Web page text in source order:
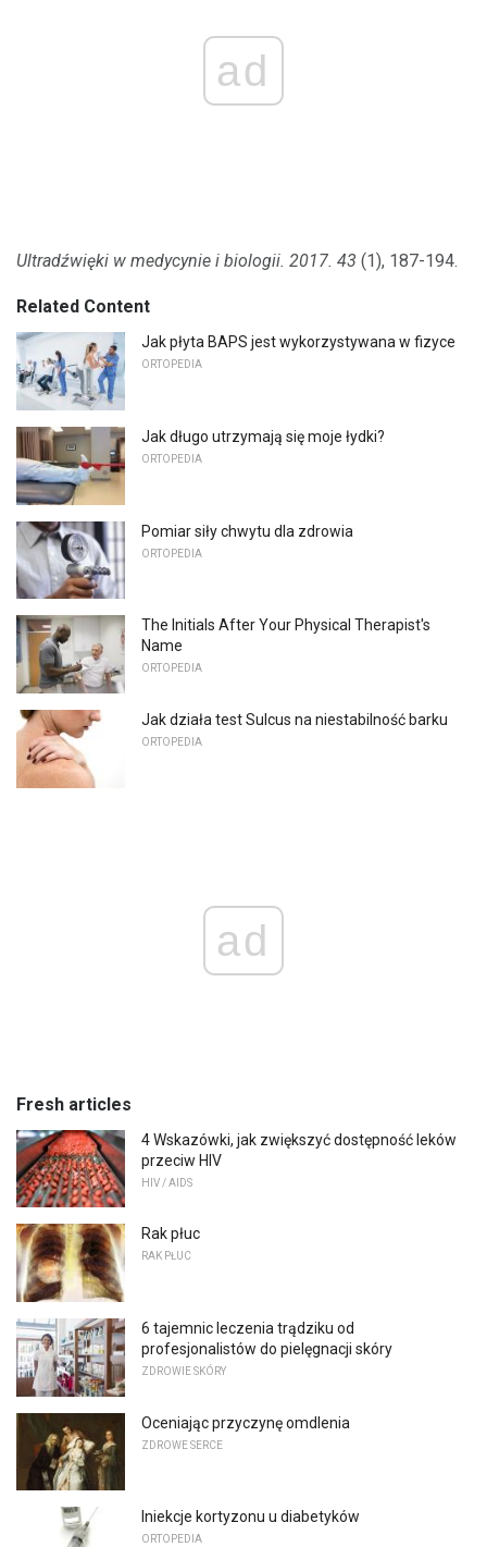
ad
Ultradźwięki w medycynie i biologii. 2017. 43 (1), 187-194.
Related Content
Jak płyta BAPS jest wykorzystywana w fizyce
ORTOPEDIA
Jak długo utrzymają się moje łydki?
ORTOPEDIA
Pomiar siły chwytu dla zdrowia
ORTOPEDIA
The Initials After Your Physical Therapist's
Name
ORTOPEDIA
Jak działa test Sulcus na niestabilność barku
ORTOPEDIA
ad
Fresh articles
4 Wskazówki, jak zwiększyć dostępność leków
przeciw HIV
HIV / AIDS
Rak płuc
RAK PŁUC
6 tajemnic leczenia trądziku od
profesjonalistów do pielęgnacji skóry
ZDROWIE SKÓRY
Oceniając przyczynę omdlenia
ZDROWE SERCE
Iniekcje kortyzonu u diabetyków
ORTOPEDIA